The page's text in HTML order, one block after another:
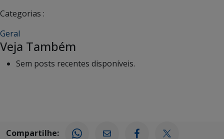
Categorias :
Geral
Veja Também
Sem posts recentes disponíveis.
Compartilhe: